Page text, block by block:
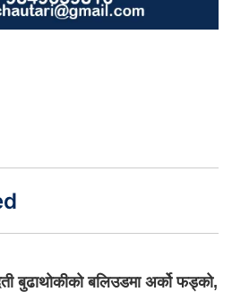
बुढाथोकीको बलिउडमा अर्को फड्को,